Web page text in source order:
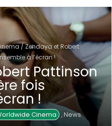
/Zendaya et Robert
à l’écran !
Pattinson
fois
!
Cinema ,News